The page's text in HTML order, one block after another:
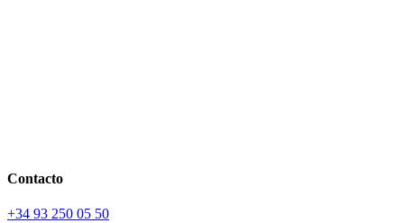
Contacto
+34 93 250 05 50